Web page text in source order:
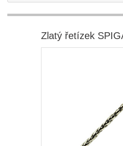
Zlatý řetízek